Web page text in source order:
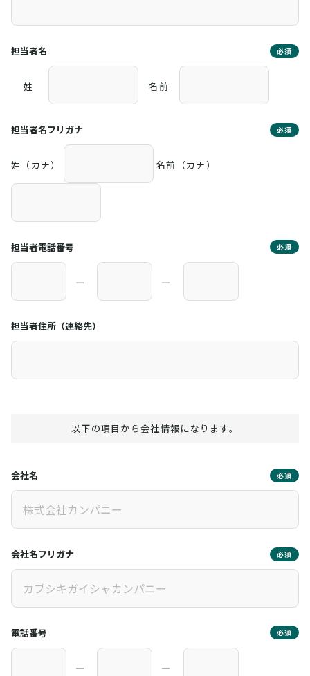
担当者名 必須
姓 名前
担当者名フリガナ 必須
姓（カナ） 名前（カナ）
担当者電話番号 必須
― ―
担当者住所（連絡先）
以下の項目から会社情報になります。
会社名 必須
会社名フリガナ 必須
電話番号 必須
― ―